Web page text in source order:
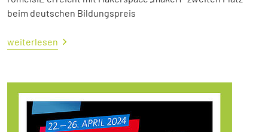
beim deutschen Bildungspreis
weiterlesen